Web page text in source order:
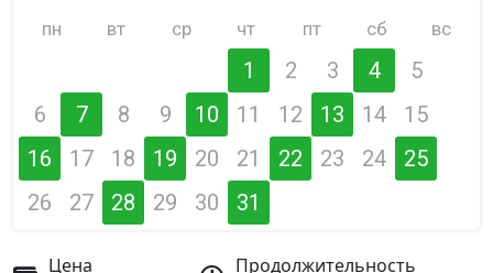
пн вт ср чт пт сб вс
1 2 3 4
5
6
7 8 9 10 11 12 13 14
15
16
17 18 19 20 21 22 23 24
25
26
27 28 29 30 31
Цена Продолжительность